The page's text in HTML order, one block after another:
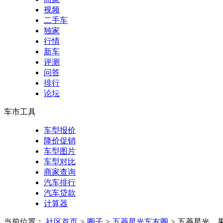
视频
二手车
独家
行情
新车
评测
问答
排行
论坛
车市工具
车型报价
降价促销
车型图片
车型对比
商家查询
汽车排行
汽车贷款
计算器